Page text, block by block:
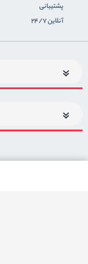
پشتیبانی
آنلاین 24/7